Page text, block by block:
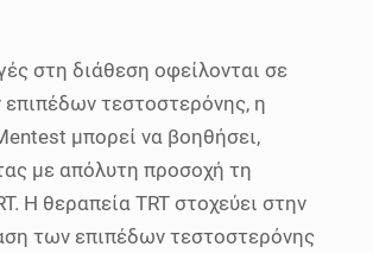
στη διάθεση οφείλονται σε
τεστοστερόνης, η
μπορεί να βοηθήσει,
με απόλυτη προσοχή τη
Η θεραπεία TRT στοχεύει στην
των επιπέδων τεστοστερόνης